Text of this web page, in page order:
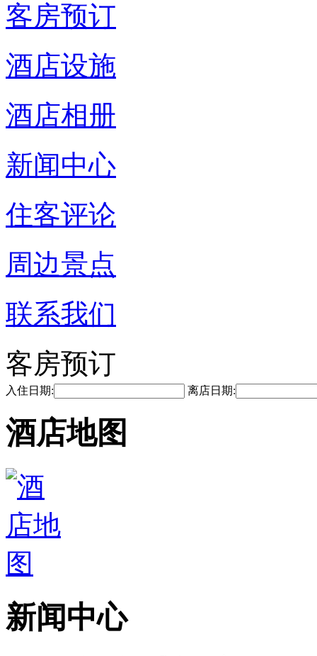
客房预订
酒店设施
酒店相册
新闻中心
住客评论
周边景点
联系我们
客房预订
入住日期: 离店日期:
酒店地图
新闻中心